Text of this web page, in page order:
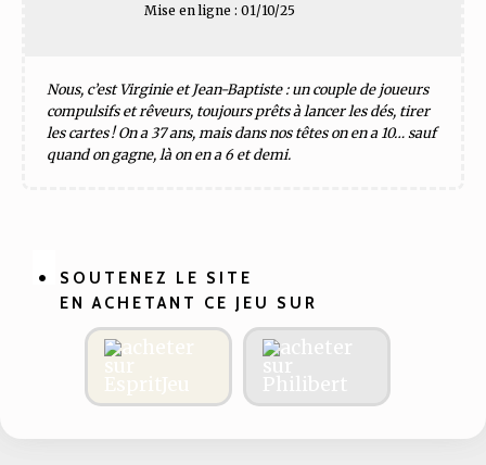
Mise en ligne : 01/10/25
Nous, c’est Virginie et Jean-Baptiste : un couple de joueurs
compulsifs et rêveurs, toujours prêts à lancer les dés, tirer
les cartes ! On a 37 ans, mais dans nos têtes on en a 10… sauf
quand on gagne, là on en a 6 et demi.
SOUTENEZ LE SITE
EN ACHETANT CE JEU SUR